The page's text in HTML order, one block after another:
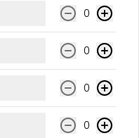
0
0
0
0